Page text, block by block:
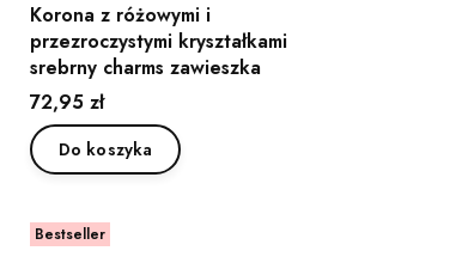
Korona z różowymi i
przezroczystymi kryształkami
srebrny charms zawieszka
Cena
72,95 zł
Do koszyka
Bestseller